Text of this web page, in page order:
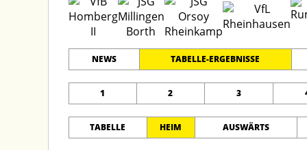
NEWS TABELLE-ERGEBNISSE
1 2 3
TABELLE HEIM AUSWÄRTS